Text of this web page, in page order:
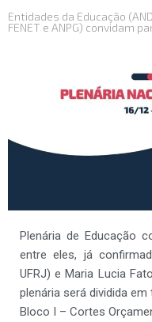
Entidades da Educação
FENET e ANPG) convidam
Plenária de Educação
entre eles, já
UFRJ) e Maria Lucia
plenária será dividida
Bloco I – Cortes